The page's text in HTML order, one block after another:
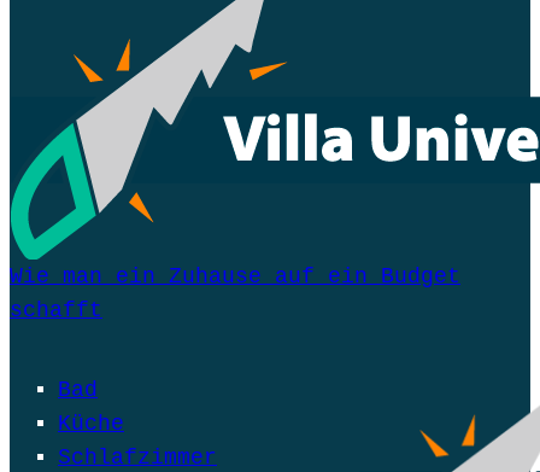
Wie man ein Zuhause auf ein Budget
schafft
Bad
Küche
Schlafzimmer